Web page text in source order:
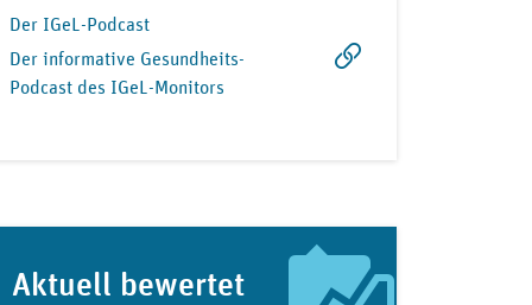
Der IGeL-Podcast
Der informative Gesundheits-
Podcast des IGeL-Monitors
Aktuell bewertet